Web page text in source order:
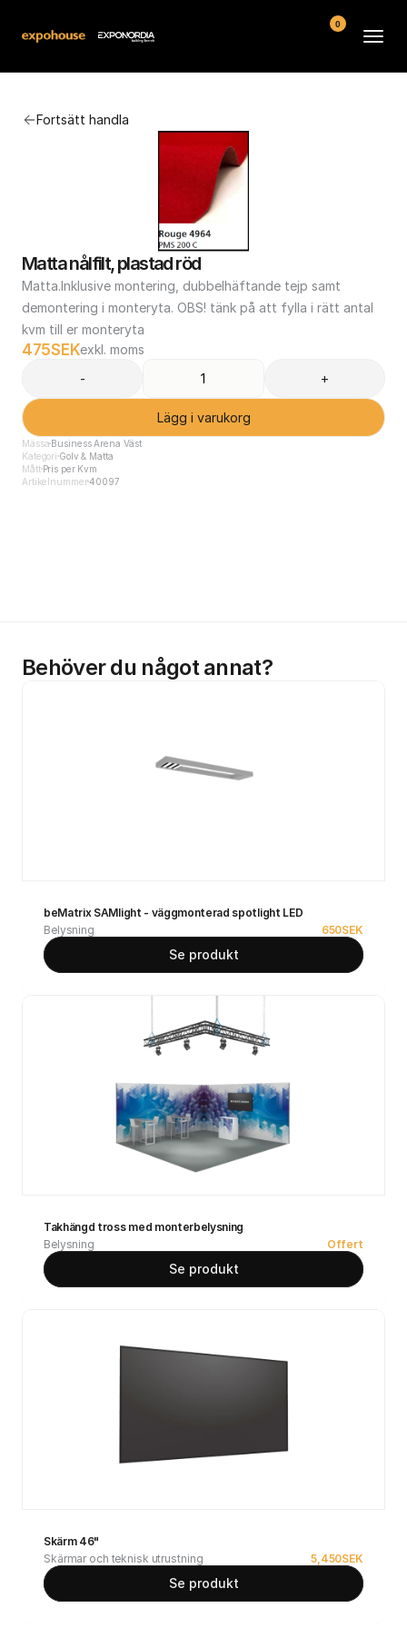
Fortsätt handla
Matta nålfilt, plastad röd
Matta.Inklusive montering, dubbelhäftande tejp samt
demontering i monteryta. OBS! tänk på att fylla i rätt antal
kvm till er monteryta
475SEKexkl. moms
-
+
Lägg i varukorg
Mässa Business Arena Väst
Kategori Golv & Matta
MåttPris per Kvm
Artikelnummer40097
Behöver du något annat?
beMatrix SAMlight - väggmonterad spotlight LED
Belysning
650SEK
Se produkt
Takhängd tross med monterbelysning
Belysning
Offert
Se produkt
Skärm 46"
Skärmar och teknisk utrustning
5,450SEK
Se produkt
Kontakt
Köpvillkor
0